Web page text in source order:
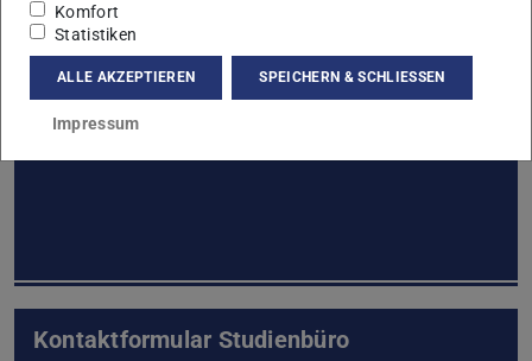
Weitere Informationen
Abschlussarbeit und Zeugnis
Kontaktformular Studienbüro
Komfort
Statistiken
ALLE AKZEPTIEREN SPEICHERN & SCHLIESSEN
Impressum